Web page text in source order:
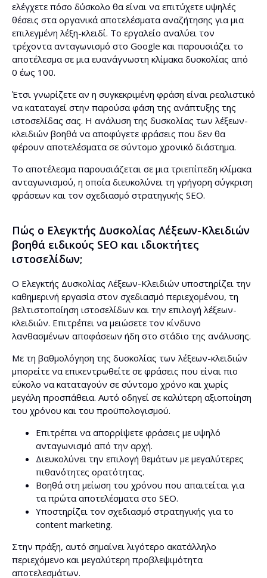
ελέγχετε πόσο δύσκολο θα είναι να επιτύχετε υψηλές
θέσεις στα οργανικά αποτελέσματα αναζήτησης για μια
επιλεγμένη λέξη-κλειδί. Το εργαλείο αναλύει τον
τρέχοντα ανταγωνισμό στο Google και παρουσιάζει το
αποτέλεσμα σε μια ευανάγνωστη κλίμακα δυσκολίας από
0 έως 100.
Έτσι γνωρίζετε αν η συγκεκριμένη φράση είναι ρεαλιστικό
να καταταγεί στην παρούσα φάση της ανάπτυξης της
ιστοσελίδας σας. Η ανάλυση της δυσκολίας των λέξεων-
κλειδιών βοηθά να αποφύγετε φράσεις που δεν θα
φέρουν αποτελέσματα σε σύντομο χρονικό διάστημα.
Το αποτέλεσμα παρουσιάζεται σε μια τριεπίπεδη κλίμακα
ανταγωνισμού, η οποία διευκολύνει τη γρήγορη σύγκριση
φράσεων και τον σχεδιασμό στρατηγικής SEO.
Πώς ο Ελεγκτής Δυσκολίας Λέξεων-Κλειδιών
βοηθά ειδικούς SEO και ιδιοκτήτες
ιστοσελίδων;
Ο Ελεγκτής Δυσκολίας Λέξεων-Κλειδιών υποστηρίζει την
καθημερινή εργασία στον σχεδιασμό περιεχομένου, τη
βελτιστοποίηση ιστοσελίδων και την επιλογή λέξεων-
κλειδιών. Επιτρέπει να μειώσετε τον κίνδυνο
λανθασμένων αποφάσεων ήδη στο στάδιο της ανάλυσης.
Με τη βαθμολόγηση της δυσκολίας των λέξεων-κλειδιών
μπορείτε να επικεντρωθείτε σε φράσεις που είναι πιο
εύκολο να καταταγούν σε σύντομο χρόνο και χωρίς
μεγάλη προσπάθεια. Αυτό οδηγεί σε καλύτερη αξιοποίηση
του χρόνου και του προϋπολογισμού.
Επιτρέπει να απορρίψετε φράσεις με υψηλό
ανταγωνισμό από την αρχή.
Διευκολύνει την επιλογή θεμάτων με μεγαλύτερες
πιθανότητες ορατότητας.
Βοηθά στη μείωση του χρόνου που απαιτείται για
τα πρώτα αποτελέσματα στο SEO.
Υποστηρίζει τον σχεδιασμό στρατηγικής για το
content marketing.
Στην πράξη, αυτό σημαίνει λιγότερο ακατάλληλο
περιεχόμενο και μεγαλύτερη προβλεψιμότητα
αποτελεσμάτων.